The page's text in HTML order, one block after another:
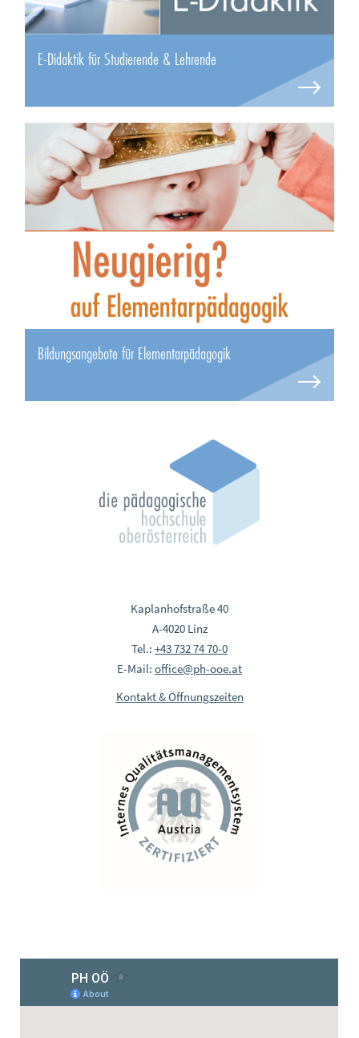
E-Didaktik für Studierende & Lehrende
Bildungsangebote für Elementarpädagogik
Kaplanhofstraße 40
A-4020 Linz
Tel.: +43 732 74 70-0
E-Mail: office@ph-ooe.at
Kontakt & Öffnungszeiten